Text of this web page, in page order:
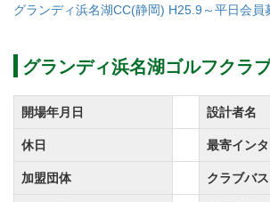
グランディ浜名湖CC(静岡) H25.9～平日会員
グランディ浜名湖ゴルフクラ
開場年月日 設計者名
休日 最寄イン
加盟団体 クラブバス